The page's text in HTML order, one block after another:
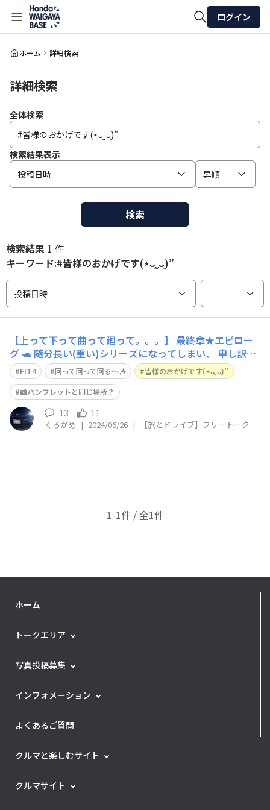
全体検索
ログイン
ホーム 詳細検索
詳細検索
全体検索
検索結果表示
投稿日時
昇順
検索
検索結果 1 件
キーワード:#皆様のおかげです(⋆ᴗ͈ˬᴗ͈)”
投稿日時
【上って下って曲って廻って。。。】 最終章★エピロー
グ 🐢 随分長い(重い)シリーズになってしまい、 申し訳あ
りません アレもコレも 詰め込んでいたら 運営さんから重
量制限🟨が出るかもしれない程になってしまいました(￣
▽￣;)ﾊﾊ…… くろかめが紀伊半島周回旅を思い付いたのは
かねてより、皆様
FIT4 回って回って回る〜🎶
皆様のおかげです(⋆ᴗ͈ˬᴗ͈)”
📸パンフレットと同じ場所？
13 11
くろかめ | 2024/06/26 | 【旅とドライブ】フリートーク
1-1件 / 全1件
ホーム
トークエリア
写真投稿募集
インフォメーション
よくあるご質問
クルマと楽しむサイト
クルマサイト